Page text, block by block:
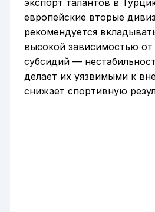
экспорт талантов в
европейские вторые
рекомендуется
высокой зависимостью от
субсидий —
делает их уязвимыми к
снижает спортивную